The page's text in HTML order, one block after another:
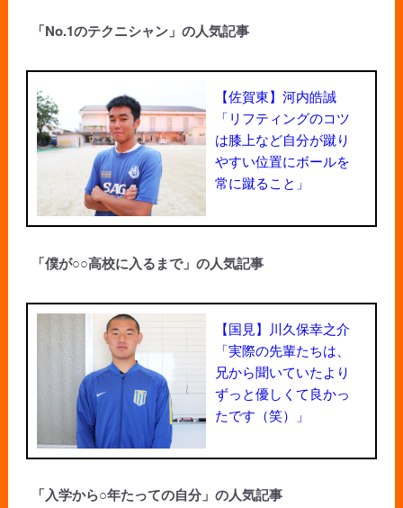
「No.1のテクニシャン」の人気記事
【佐賀東】河内皓誠
「リフティングのコツ
は膝上など自分が蹴り
やすい位置にボールを
常に蹴ること」
「僕が○○高校に入るまで」の人気記事
【国見】川久保幸之介
「実際の先輩たちは、
兄から聞いていたより
ずっと優しくて良かっ
たです（笑）」
「入学から○年たっての自分」の人気記事